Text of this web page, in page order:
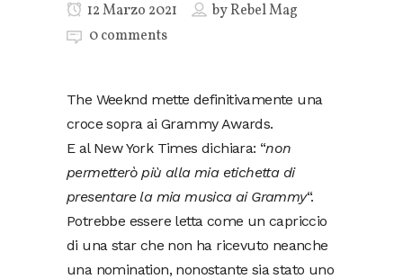
12 Marzo 2021 byRebel Mag
0 comments
The Weeknd mette definitivamente una
croce sopra ai Grammy Awards.
E al New York Times dichiara: “non
permetterò più alla mia etichetta di
presentare la mia musica ai Grammy“.
Potrebbe essere letta come un capriccio
di una star che non ha ricevuto neanche
una nomination, nonostante sia stato uno